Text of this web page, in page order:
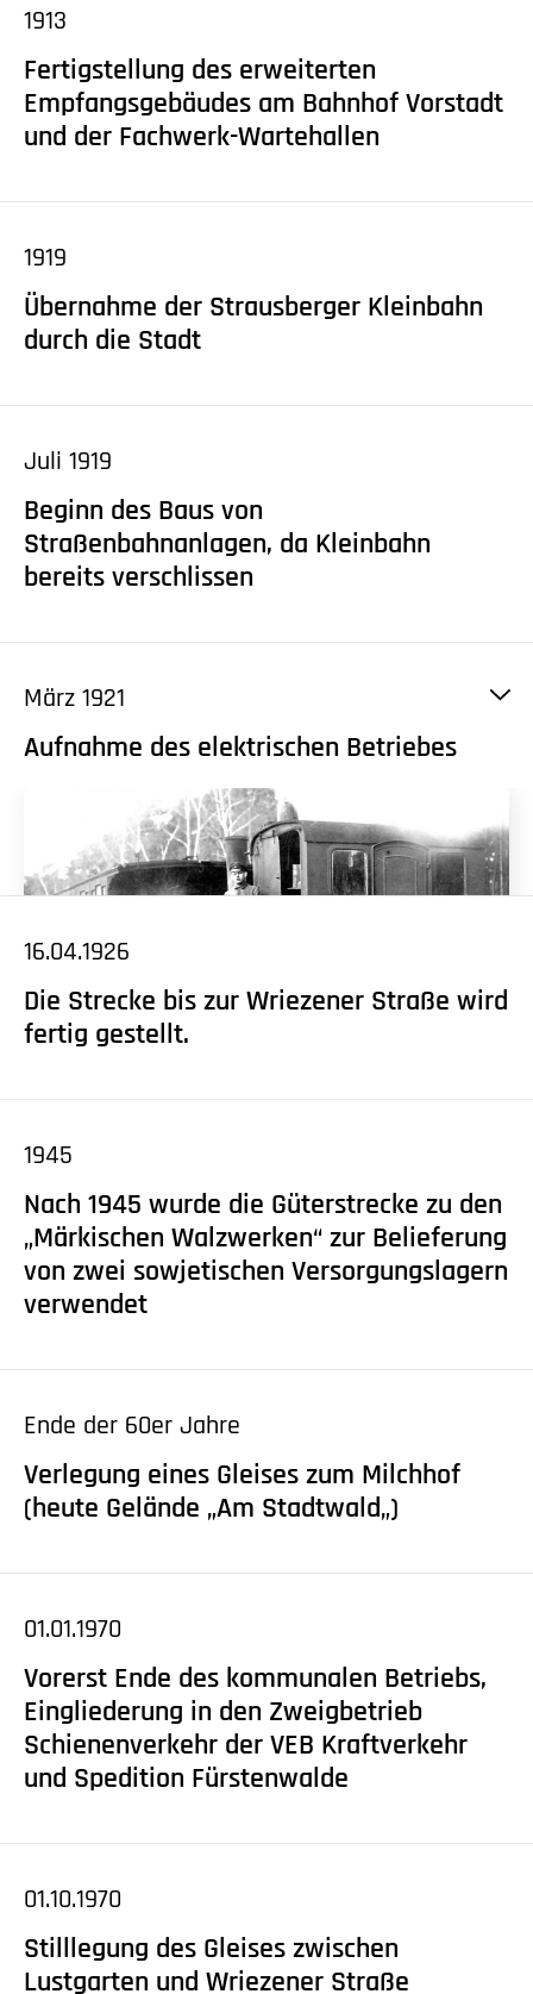
1913
Fertigstellung des erweiterten
Empfangsgebäudes am Bahnhof Vorstadt
und der Fachwerk-Wartehallen
1919
Übernahme der Strausberger Kleinbahn
durch die Stadt
Juli 1919
Beginn des Baus von
Straßenbahnanlagen, da Kleinbahn
bereits verschlissen
März 1921
Aufnahme des elektrischen Betriebes
16.04.1926
Die Strecke bis zur Wriezener Straße wird
fertig gestellt.
1945
Nach 1945 wurde die Güterstrecke zu den
„Märkischen Walzwerken“ zur Belieferung
von zwei sowjetischen Versorgungslagern
verwendet
Ende der 60er Jahre
Verlegung eines Gleises zum Milchhof
(heute Gelände „Am Stadtwald„)
01.01.1970
Vorerst Ende des kommunalen Betriebs,
Eingliederung in den Zweigbetrieb
Schienenverkehr der VEB Kraftverkehr
und Spedition Fürstenwalde
01.10.1970
Stilllegung des Gleises zwischen
Lustgarten und Wriezener Straße